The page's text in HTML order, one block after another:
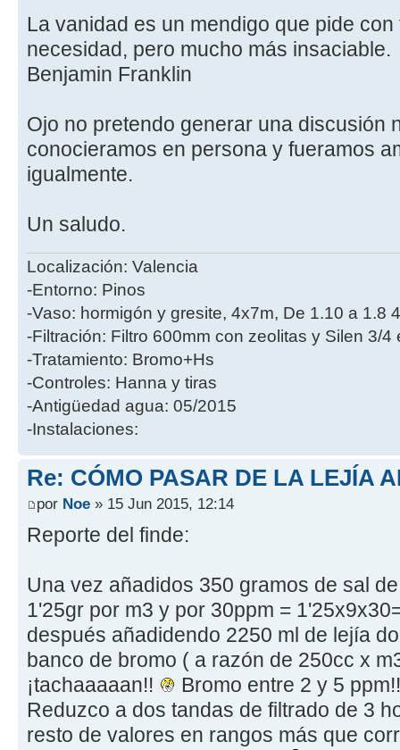
La vanidad es un mendigo que pide
necesidad, pero mucho más insaciable.
Benjamin Franklin
Ojo no pretendo generar una discusión
conocieramos en persona y fueramos
igualmente.
Un saludo.
Localización: Valencia
-Entorno: Pinos
-Vaso: hormigón y gresite, 4x7m, De 1.10 a 1.8
-Filtración: Filtro 600mm con zeolitas y Silen 3/4
-Tratamiento: Bromo+Hs
-Controles: Hanna y tiras
-Antigüedad agua: 05/2015
-Instalaciones:
Re: CÓMO PASAR DE LA LEJÍA
por Noe » 15 Jun 2015, 12:14
Reporte del finde:
Una vez añadidos 350 gramos de sal
1'25gr por m3 y por 30ppm =
después añadidendo 2250 ml de lejía
banco de bromo ( a razón de 250cc x
¡tachaaaaan!!
Bromo entre 2 y 5
Reduzco a dos tandas de filtrado de 3
resto de valores en rangos más que